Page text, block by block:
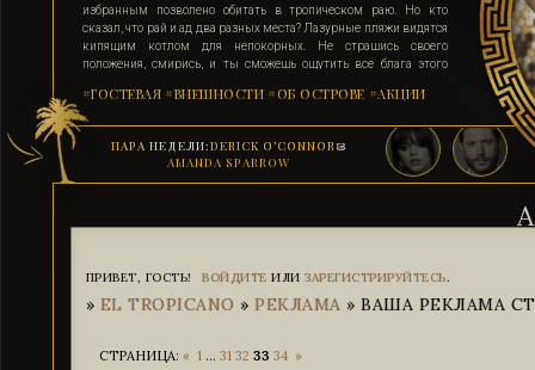
ПАРА НЕДЕЛИ:DERICK O’CONNOR&
AMANDA SPARROW
#ГОСТЕВАЯ #ВНЕШНОСТИ #ОБ ОСТРОВЕ #АКЦИИ
избранным позволено обитать в тропическом раю. Но кто
сказал, что рай и ад два разных места? Лазурные пляжи видятся
кипящим котлом для непокорных. Не страшись своего
положения, смирись, и ты сможешь ощутить все блага этого
адептом. Выбери для себя стезю, ступай по ней, гордо неся статус
рабыни, иначе тебя силой поставят на колени. Помни, ад на
ПРИВЕТ, ГОСТЬ! ВОЙДИТЕ ИЛИЗАРЕГИСТРИРУЙТЕСЬ.
» EL TROPICANO »РЕКЛАМА »ВАША РЕКЛАМА
СТРАНИЦА: « 1 … 31 32 33 34 »